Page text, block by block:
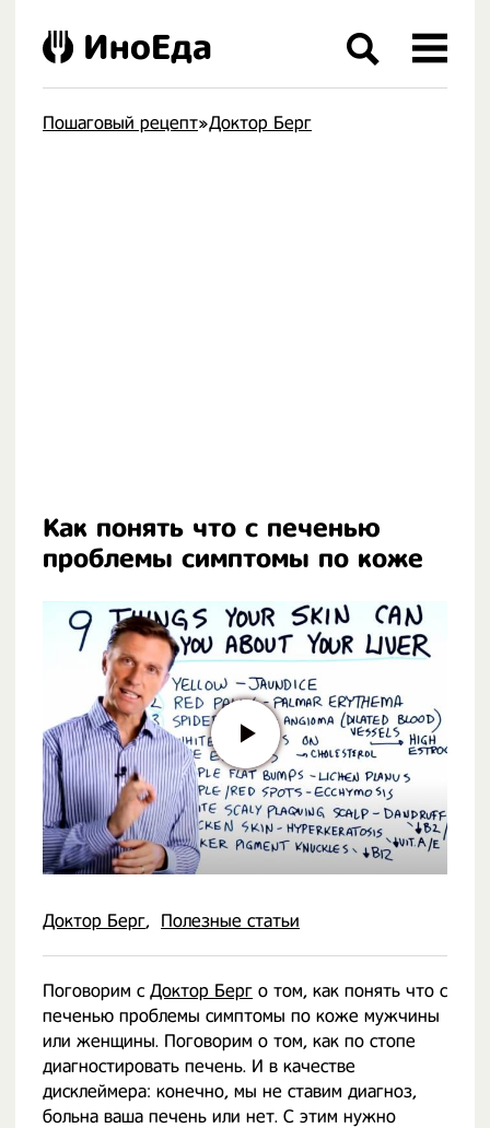
Пошаговый рецепт»Доктор Берг
Как понять что с печенью
проблемы симптомы по коже
Доктор Берг Полезные статьи
Поговорим с Доктор Берг о том, как понять что с
печенью проблемы симптомы по коже мужчины
или женщины. Поговорим о том, как по стопе
диагностировать печень. И в качестве
дисклеймера: конечно, мы не ставим диагноз,
больна ваша печень или нет. С этим нужно
ИноЕда